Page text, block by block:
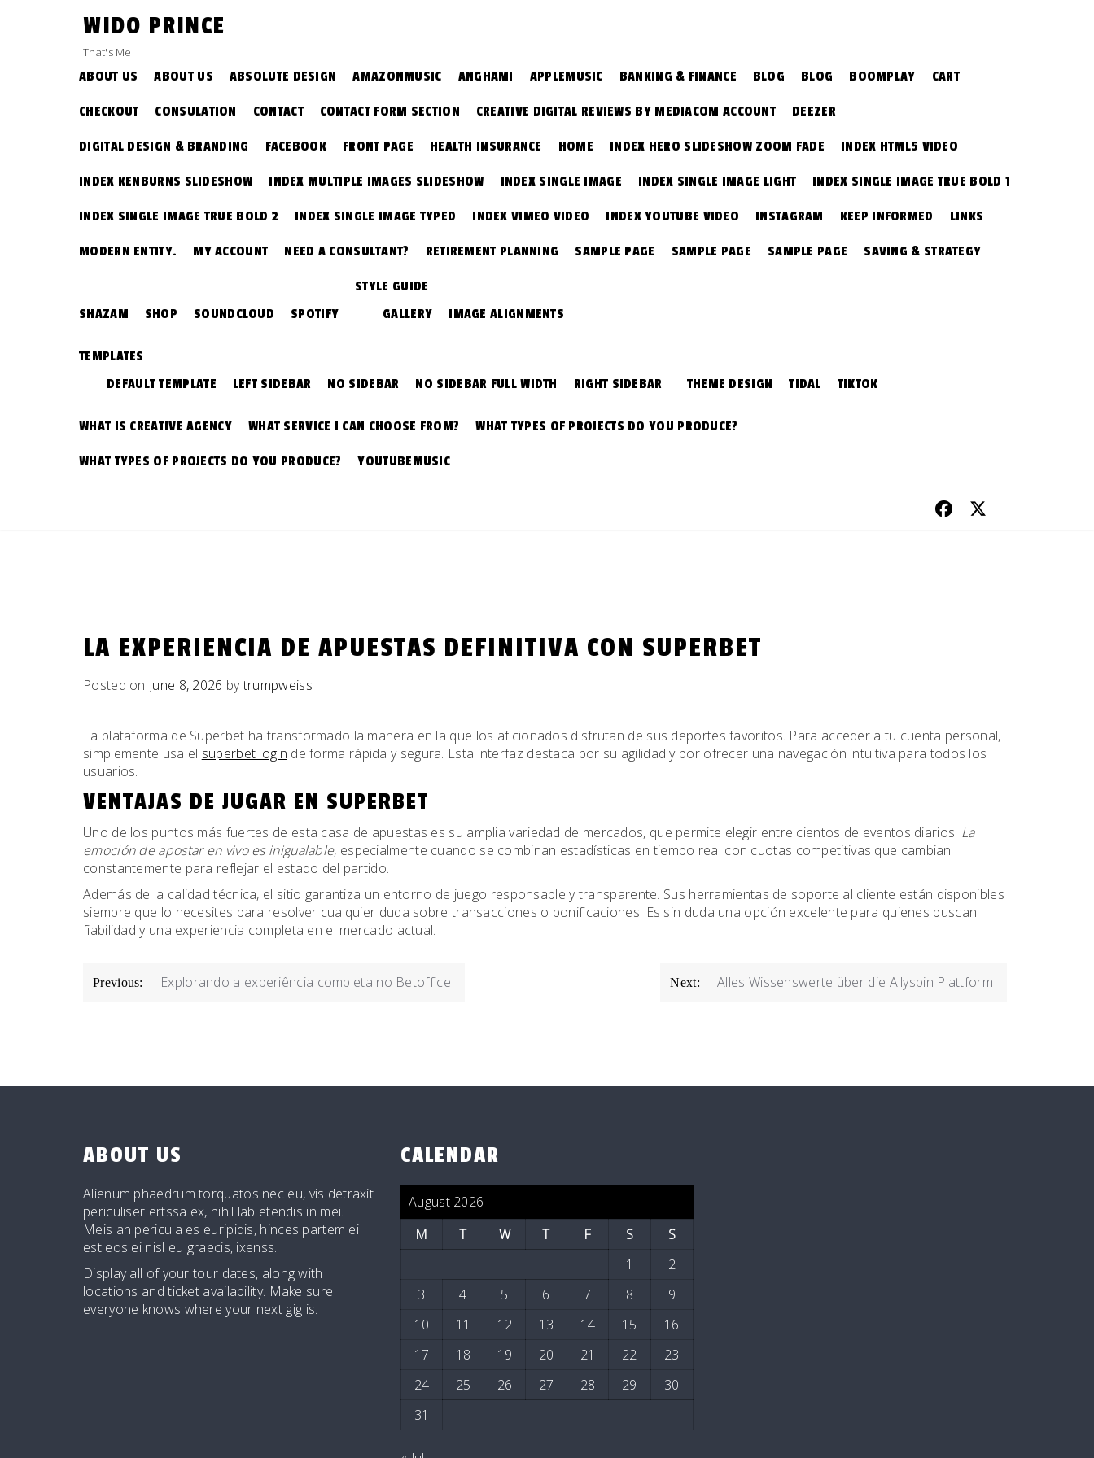
WIDO PRINCE
That's Me
ABOUT US ABOUT US ABSOLUTE DESIGN AMAZONMUSIC ANGHAMI APPLEMUSIC BANKING & FINANCE BLOG BLOG BOOMPLAY CART
CHECKOUT CONSULATION CONTACT CONTACT FORM SECTION CREATIVE DIGITAL REVIEWS BY MEDIACOM ACCOUNT DEEZER
DIGITAL DESIGN & BRANDING FACEBOOK FRONT PAGE HEALTH INSURANCE HOME INDEX HERO SLIDESHOW ZOOM FADE INDEX HTML5 VIDEO
INDEX KENBURNS SLIDESHOW INDEX MULTIPLE IMAGES SLIDESHOW INDEX SINGLE IMAGE INDEX SINGLE IMAGE LIGHT INDEX SINGLE IMAGE TRUE BOLD 1
INDEX SINGLE IMAGE TRUE BOLD 2 INDEX SINGLE IMAGE TYPED INDEX VIMEO VIDEO INDEX YOUTUBE VIDEO INSTAGRAM KEEP INFORMED LINKS
MODERN ENTITY. MY ACCOUNT NEED A CONSULTANT? RETIREMENT PLANNING SAMPLE PAGE SAMPLE PAGE SAMPLE PAGE SAVING & STRATEGY
SHAZAM SHOP SOUNDCLOUD SPOTIFY
STYLE GUIDE
GALLERY
IMAGE ALIGNMENTS
TEMPLATES
DEFAULT TEMPLATE
LEFT SIDEBAR NO SIDEBAR NO SIDEBAR FULL WIDTH RIGHT SIDEBAR THEME DESIGN TIDAL TIKTOK
WHAT IS CREATIVE AGENCY WHAT SERVICE I CAN CHOOSE FROM? WHAT TYPES OF PROJECTS DO YOU PRODUCE?
WHAT TYPES OF PROJECTS DO YOU PRODUCE? YOUTUBEMUSIC
LA EXPERIENCIA DE APUESTAS DEFINITIVA CON SUPERBET
Posted on June 8, 2026 bytrumpweiss
La plataforma de Superbet ha transformado la manera en la que los aficionados disfrutan de sus deportes favoritos. Para acceder a tu cuenta personal,
simplemente usa el superbet login de forma rápida y segura. Esta interfaz destaca por su agilidad y por ofrecer una navegación intuitiva para todos los
usuarios.
VENTAJAS DE JUGAR EN SUPERBET
Uno de los puntos más fuertes de esta casa de apuestas es su amplia variedad de mercados, que permite elegir entre cientos de eventos diarios. La
emoción de apostar en vivo es inigualable, especialmente cuando se combinan estadísticas en tiempo real con cuotas competitivas que cambian
constantemente para reflejar el estado del partido.
Además de la calidad técnica, el sitio garantiza un entorno de juego responsable y transparente. Sus herramientas de soporte al cliente están disponibles
siempre que lo necesites para resolver cualquier duda sobre transacciones o bonificaciones. Es sin duda una opción excelente para quienes buscan
fiabilidad y una experiencia completa en el mercado actual.
POST
Previous: Explorando a experiência completa no Betoffice Next: Alles Wissenswerte über die Allyspin Plattform
ABOUT US
Alienum phaedrum torquatos nec eu, vis detraxit
periculiser ertssa ex, nihil lab etendis in mei.
Meis an pericula es euripidis, hinces partem ei
est eos ei nisl eu graecis, ixenss.
Display all of your tour dates, along with
locations and ticket availability. Make sure
everyone knows where your next gig is.
CALENDAR
August 2026
M
T W T F S
S
1
2
3
4 5 6 7 8
9
10
11 12 13 14 15
16
17
18 19 20 21 22
23
24
25 26 27 28 29
30
31